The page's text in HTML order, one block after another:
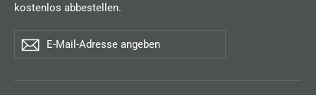
kostenlos abbestellen.
Mail-
Abonnieren